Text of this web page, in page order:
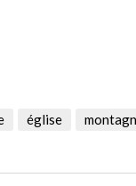
église